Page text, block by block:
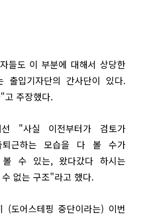
들도 이 부분에 대해서 상당한
출입기자단의 간사단이 있다.
고 주장했다.
"사실 이전부터가 검토가
근하는 모습을 다 볼 수가
볼 수 있는, 왔다갔다 하시는
없는 구조"라고 했다.
도어스테핑 중단이라는) 이번